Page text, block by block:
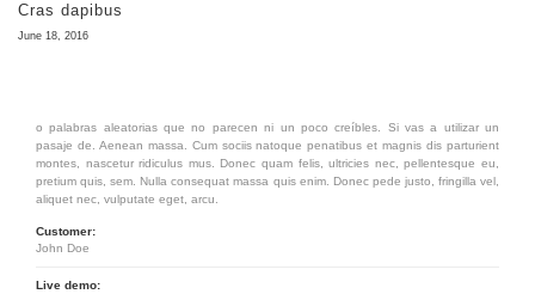
Cras dapibus
June 18, 2016
o palabras aleatorias que no parecen ni un poco creíbles. Si vas a utilizar un
pasaje de. Aenean massa. Cum sociis natoque penatibus et magnis dis parturient
montes, nascetur ridiculus mus. Donec quam felis, ultricies nec, pellentesque eu,
pretium quis, sem. Nulla consequat massa quis enim. Donec pede justo, fringilla vel,
aliquet nec, vulputate eget, arcu.
Customer:
John Doe
Live demo: